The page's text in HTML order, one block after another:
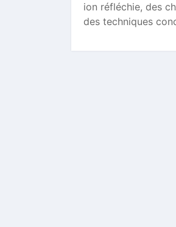
ion réfléchie, des
des techniques